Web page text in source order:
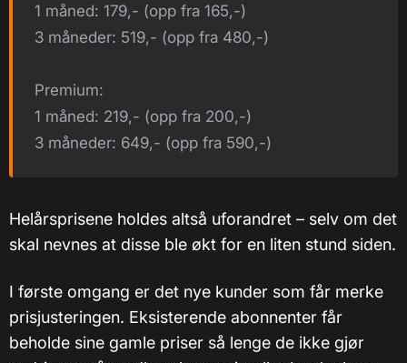
1 måned: 179,- (opp fra 165,-)
3 måneder: 519,- (opp fra 480,-)
Premium:
1 måned: 219,- (opp fra 200,-)
3 måneder: 649,- (opp fra 590,-)
Helårsprisene holdes altså uforandret – selv om det
skal nevnes at disse ble økt for en liten stund siden.
I første omgang er det nye kunder som får merke
prisjusteringen. Eksisterende abonnenter får
beholde sine gamle priser så lenge de ikke gjør